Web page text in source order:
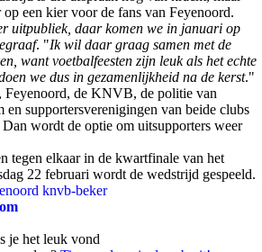
een kier voor de fans van Feyenoord.
uitpubliek, daar komen we in januari op
. "Ik wil daar graag samen met de
want voetbalfeesten zijn leuk als het echte
we dus in gezamenlijkheid na de kerst."
de KNVB, de politie van
en supportersverenigingen van beide clubs
wordt de optie om uitsupporters weer
tegen elkaar in de kwartfinale van het
22 februari wordt de wedstrijd gespeeld.
knvb-beker
je het leuk vond